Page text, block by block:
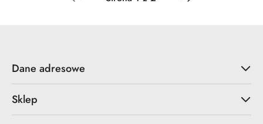
Dane adresowe
Sklep